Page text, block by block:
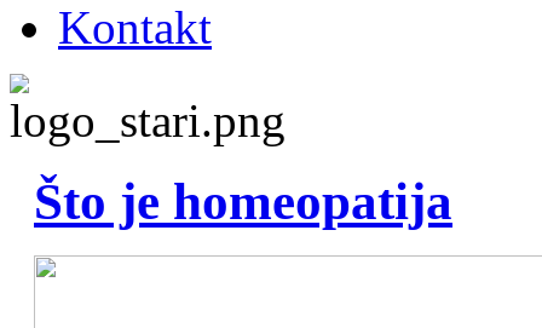
Kontakt
Što je homeopatija